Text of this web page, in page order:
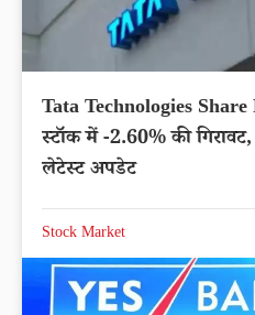
Tata Technologies
स्टॉक में -2.60% की
लेटेस्ट अपडेट
Stock Market